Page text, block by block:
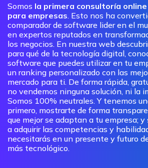
Somos la primera consultoría
para empresas. Esto nos ha
comparador de software lider en el
en expertos reputados en
los negocios. En nuestra web
para qué de la tecnología digital,
software que puedes utilizar en tu
un ranking personalizado con las
mercado para ti. De forma rápida,
no vendemos ninguna solución, ni la
Somos 100% neutrales. Y tenemos
primero, mostrarte de forma
que mejor se adaptan a tu empresa; y
a adquirir las competencias y
necesitarás en un presente y futuro
más tecnológico.